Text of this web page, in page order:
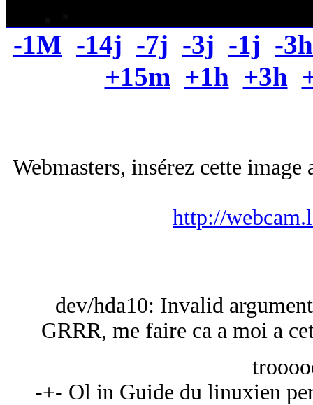
-1M -14j -7j -3j -1j -3h
+15m +1h +3h
Webmasters, insérez cette
http://
dev/hda10: Invalid
GRRR, me faire ca a moi a
-+- Ol in Guide du linuxien